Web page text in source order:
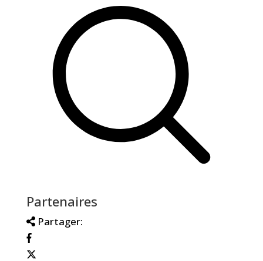
Partenaires
Partager: